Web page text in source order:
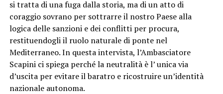
si tratta di una fuga dalla storia, ma di un atto di
coraggio sovrano per sottrarre il nostro Paese alla
logica delle sanzioni e dei conflitti per procura,
restituendogli il ruolo naturale di ponte nel
Mediterraneo. In questa intervista, l’Ambasciatore
Scapini ci spiega perché la neutralità è l’ unica via
d’uscita per evitare il baratro e ricostruire un’identità
nazionale autonoma.